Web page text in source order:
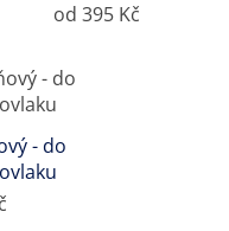
od 395 Kč
- do